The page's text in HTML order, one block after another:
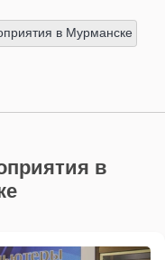
в Мурманске
в